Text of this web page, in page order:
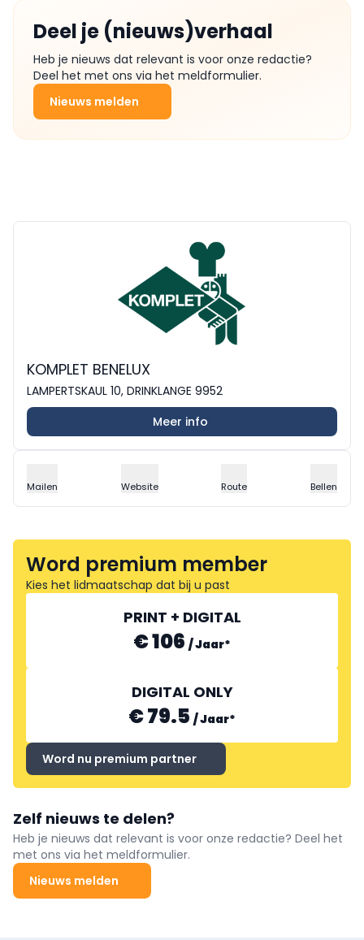
Deel je (nieuws)verhaal
Heb je nieuws dat relevant is voor onze redactie?
Deel het met ons via het meldformulier.
Nieuws melden
KOMPLET BENELUX
LAMPERTSKAUL 10, DRINKLANGE 9952
Meer info
Mailen Website Route Bellen
Word premium member
Kies het lidmaatschap dat bij u past
PRINT + DIGITAL
€ 106 /Jaar*
DIGITAL ONLY
€ 79.5 /Jaar*
Word nu premium partner
Zelf nieuws te delen?
Heb je nieuws dat relevant is voor onze redactie? Deel het
met ons via het meldformulier.
Nieuws melden